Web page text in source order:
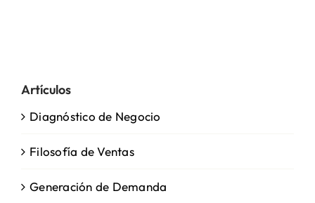
Artículos
Diagnóstico de Negocio
Filosofía de Ventas
Generación de Demanda